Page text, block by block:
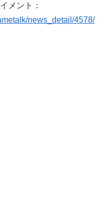
メント：
news_detail/4578/